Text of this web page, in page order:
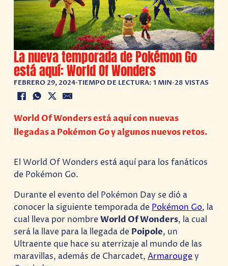
La nueva temporada de Pokémon Go
está aquí: World Of Wonders
FEBRERO 29, 2024•TIEMPO DE LECTURA: 1 MIN•28 VISTAS
World Of Wonders está aquí con nuevas
llegadas a Pokémon Go y algunos nuevos retos.
El World Of Wonders está aquí para los fanáticos
de Pokémon Go.
Durante el evento del Pokémon Day se dió a
conocer la siguiente temporada de Pokémon Go, la
cual lleva por nombreWorld Of Wonders, la cual
será la llave para la llegada de Poipole, un
Ultraente que hace su aterrizaje al mundo de las
maravillas, además de Charcadet,Armarougey